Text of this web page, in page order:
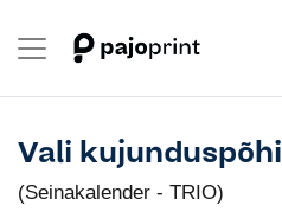
Vali kujunduspõhi
(Seinakalender - TRIO)